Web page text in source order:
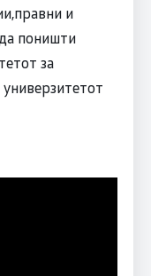
и
поништи
за